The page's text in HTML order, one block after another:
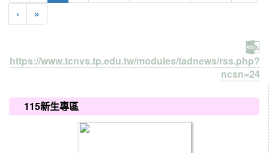
›
»
https://www.tcnvs.tp.edu.tw/modules/tadnews/rss.php?
ncsn=24
115新生專區